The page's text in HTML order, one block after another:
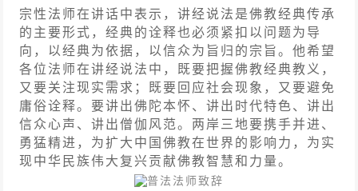
宗性法师在讲话中表示，讲经说法是佛教经典传承
的主要形式，经典的诠释也必须紧扣以问题为导
向，以经典为依据，以信众为旨归的宗旨。他希望
各位法师在讲经说法中，既要把握佛教经典教义，
又要关注现实需求；既要回应社会现象，又要避免
庸俗诠释。要讲出佛陀本怀、讲出时代特色、讲出
信众心声、讲出僧伽风范。两岸三地要携手并进、
勇猛精进，为扩大中国佛教在世界的影响力，为实
现中华民族伟大复兴贡献佛教智慧和力量。
普法法师致辞